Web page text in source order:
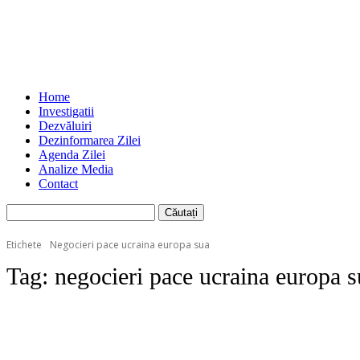
Home
Investigatii
Dezvăluiri
Dezinformarea Zilei
Agenda Zilei
Analize Media
Contact
Etichete Negocieri pace ucraina europa sua
Tag: negocieri pace ucraina europa